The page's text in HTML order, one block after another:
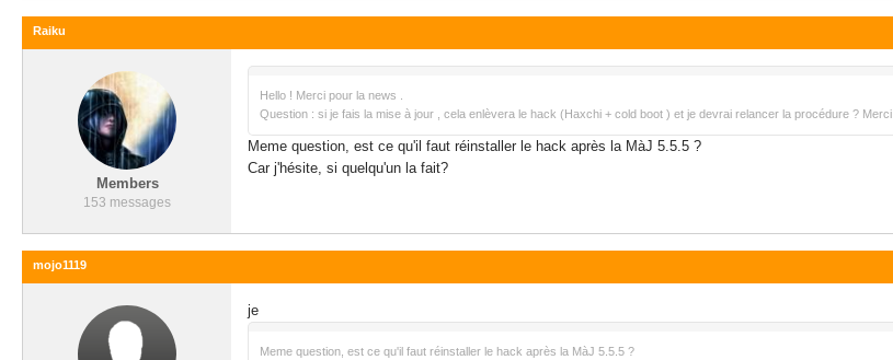
Raiku
Members
153 messages
Hello ! Merci pour la news .
Question : si je fais la mise à jour , cela enlèvera le hack (Haxchi + cold boot ) et je devrai relancer la procédure ? Merci
Meme question, est ce qu'il faut réinstaller le hack après la MàJ 5.5.5 ?
Car j'hésite, si quelqu'un la fait?
mojo1119
je
Meme question, est ce qu'il faut réinstaller le hack après la MàJ 5.5.5 ?